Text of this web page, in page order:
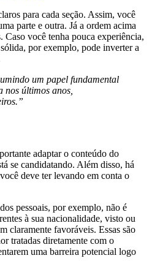
para cada seção. Assim, você
parte e outra. Já a ordem acima
Caso você tenha pouca experiência,
por exemplo, pode inverter a
um papel fundamental
nos últimos anos,
adaptar o conteúdo do
se candidatando. Além disso, há
deve ter levando em conta o
pessoais, por exemplo, não é
à sua nacionalidade, visto ou
claramente favoráveis. Essas são
tratadas diretamente com o
uma barreira potencial logo